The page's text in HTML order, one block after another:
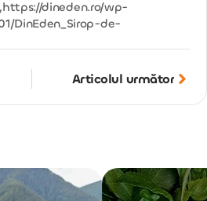
dineden.ro/wp-
DinEden_Sirop-de-
Articolul următor